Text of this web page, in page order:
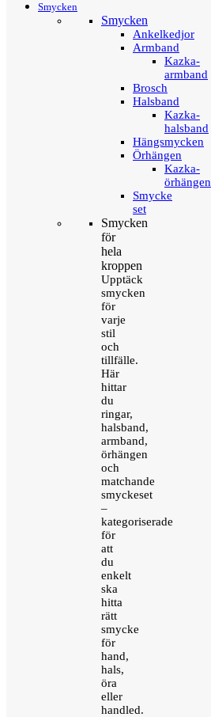
Smycken
Smycken
Ankelkedjor
Armband
Kazka-
armband
Brosch
Halsband
Kazka-
halsband
Hängsmycken
Örhängen
Kazka-
örhängen
Smycke
set
Smycken
för
hela
kroppen
Upptäck
smycken
för
varje
stil
och
tillfälle.
Här
hittar
du
ringar,
halsband,
armband,
örhängen
och
matchande
smyckeset
–
kategoriserade
för
att
du
enkelt
ska
hitta
rätt
smycke
för
hand,
hals,
öra
eller
handled.